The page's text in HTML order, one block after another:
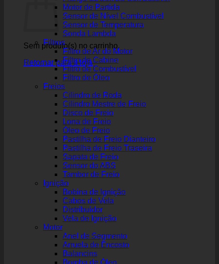
Sem produto(s) no carrinho.
Retornar para a loja
Motor de Partida
Sensor de Nível Combustível
Sensor de Temperatura
Sonda Lambda
Filtros
Filtro de Ar do Motor
Filtro de Cabine
Filtro de Combustível
Filtro de Óleo
Freios
Cilindro de Roda
Cilindro Mestre de Freio
Disco de Freio
Lona de Freio
Óleo de Freio
Pastilha de Freio Dianteiro
Pastilha de Freio Traseira
Sapata de Freio
Sensor do ABS
Tambor de Freio
Ignição
Bobina de Ignição
Cabos de Vela
Distribuidor
Vela de Ignição
Motor
Anel de Segmento
Arruela de Encosto
Balancins
Bomba de Óleo